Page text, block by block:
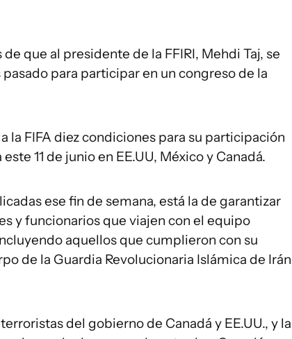
que al presidente de la FFIRI, Mehdi Taj, se
para participar en un congreso de la
la FIFA diez condiciones para su participación
11 de junio en EE.UU, México y Canadá.
ese fin de semana, está la de garantizar
y funcionarios que viajen con el equipo
aquellos que cumplieron con su
de la Guardia Revolucionaria Islámica de Irán
del gobierno de Canadá y EE.UU., y la